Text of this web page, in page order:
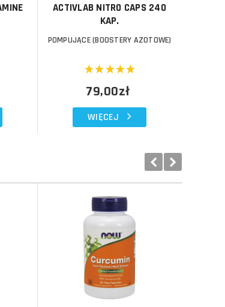
ACTIVLAB NITRO CAPS 240
KAP.
POMPUJĄCE (BOOSTERY AZOTOWE)
79,00zł
WIĘCEJ